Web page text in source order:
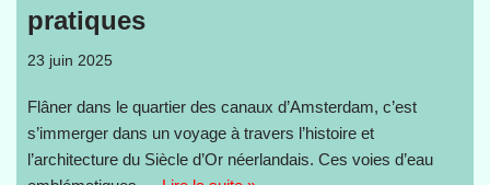
pratiques
23 juin 2025
Flâner dans le quartier des canaux d’Amsterdam, c’est
s’immerger dans un voyage à travers l’histoire et
l’architecture du Siècle d’Or néerlandais. Ces voies d’eau